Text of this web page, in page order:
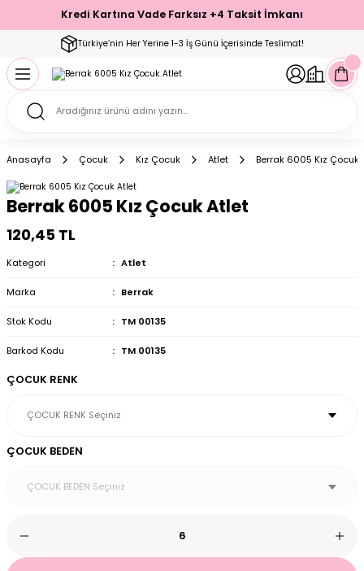
Kredi Kartına Vade Farksız +4 Taksit İmkanı
Türkiye’nin Her Yerine 1-3 İş Günü İçerisinde Teslimat!
Geri Dön
& Büstiyer Takım
Geri Dön
Geri Dön
Geri Dön
Setler
Geri Dön
Geri Dön
Geri Dön
Çorap
Geri Dön
Geri Dön
Anasayfa Çocuk Kız Çocuk Atlet Berrak 6005 Kız Çocuk
Berrak 6005 Kız Çocuk Atlet
120,45 TL
Kategori Atlet
Marka Berrak
Stok Kodu TM 00135
Barkod Kodu TM 00135
ÇOCUK RENK
ÇOCUK BEDEN